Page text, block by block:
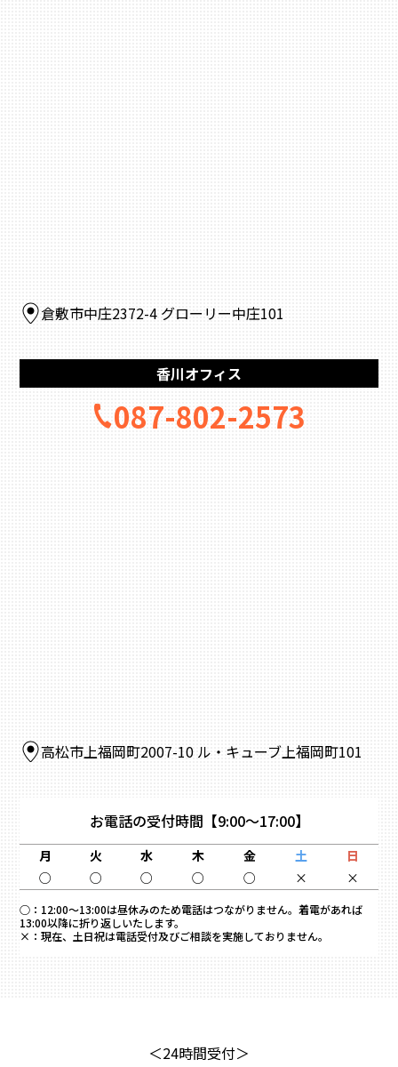
倉敷市中庄2372-4 グローリー中庄101
香川オフィス
087-802-2573
高松市上福岡町2007-10 ル・キューブ上福岡町101
お電話の受付時間 【9:00～17:00】
月 火 水 木 金 土
日
○
○ ○ ○ ○ × ×
○： 12:00～13:00は昼休みのため電話はつながりません。着電があれば
13:00以降に折り返しいたします。
×： 現在、土日祝は電話受付及びご相談を実施しておりません。
＜24時間受付＞